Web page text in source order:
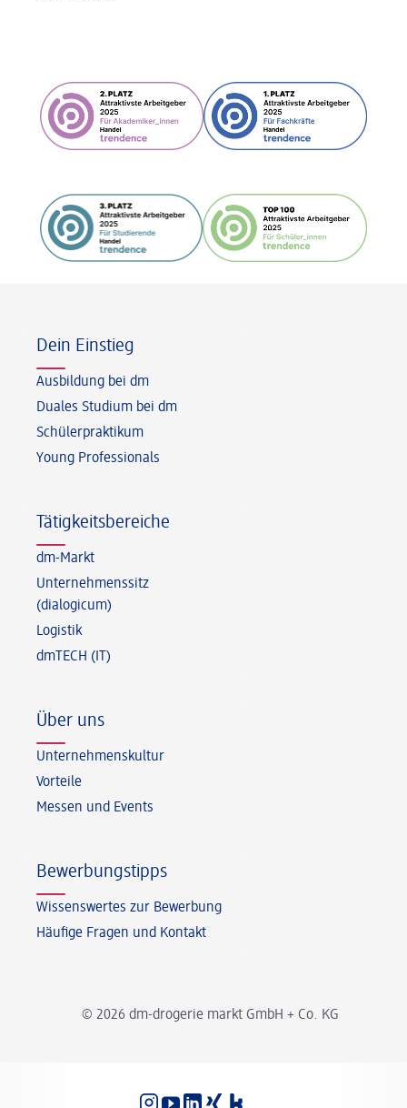
© 2026 dm-drogerie markt GmbH + Co. KG
Dein Einstieg
Ausbildung bei dm
Duales Studium bei dm
Schülerpraktikum
Young Professionals
Tätigkeitsbereiche
dm-Markt
Unternehmenssitz
(dialogicum)
Logistik
dmTECH (IT)
Über uns
Unternehmenskultur
Vorteile
Messen und Events
Bewerbungstipps
Wissenswertes zur Bewerbung
Häufige Fragen und Kontakt